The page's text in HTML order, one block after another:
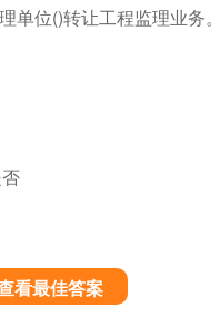
单位()转让工程监理业务。
看最佳答案